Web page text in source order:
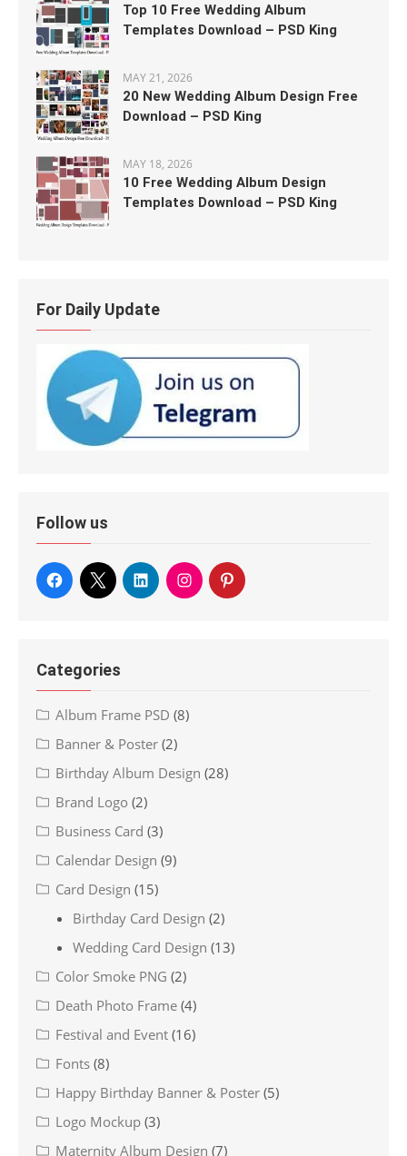
Top 10 Free Wedding Album
Templates Download – PSD King
MAY 21, 2026
20 New Wedding Album Design Free
Download – PSD King
MAY 18, 2026
10 Free Wedding Album Design
Templates Download – PSD King
For Daily Update
Follow us
Categories
Album Frame PSD (8)
Banner & Poster (2)
Birthday Album Design (28)
Brand Logo (2)
Business Card (3)
Calendar Design (9)
Card Design (15)
Birthday Card Design (2)
Wedding Card Design (13)
Color Smoke PNG (2)
Death Photo Frame (4)
Festival and Event (16)
Fonts (8)
Happy Birthday Banner & Poster (5)
Logo Mockup (3)
Maternity Album Design (7)